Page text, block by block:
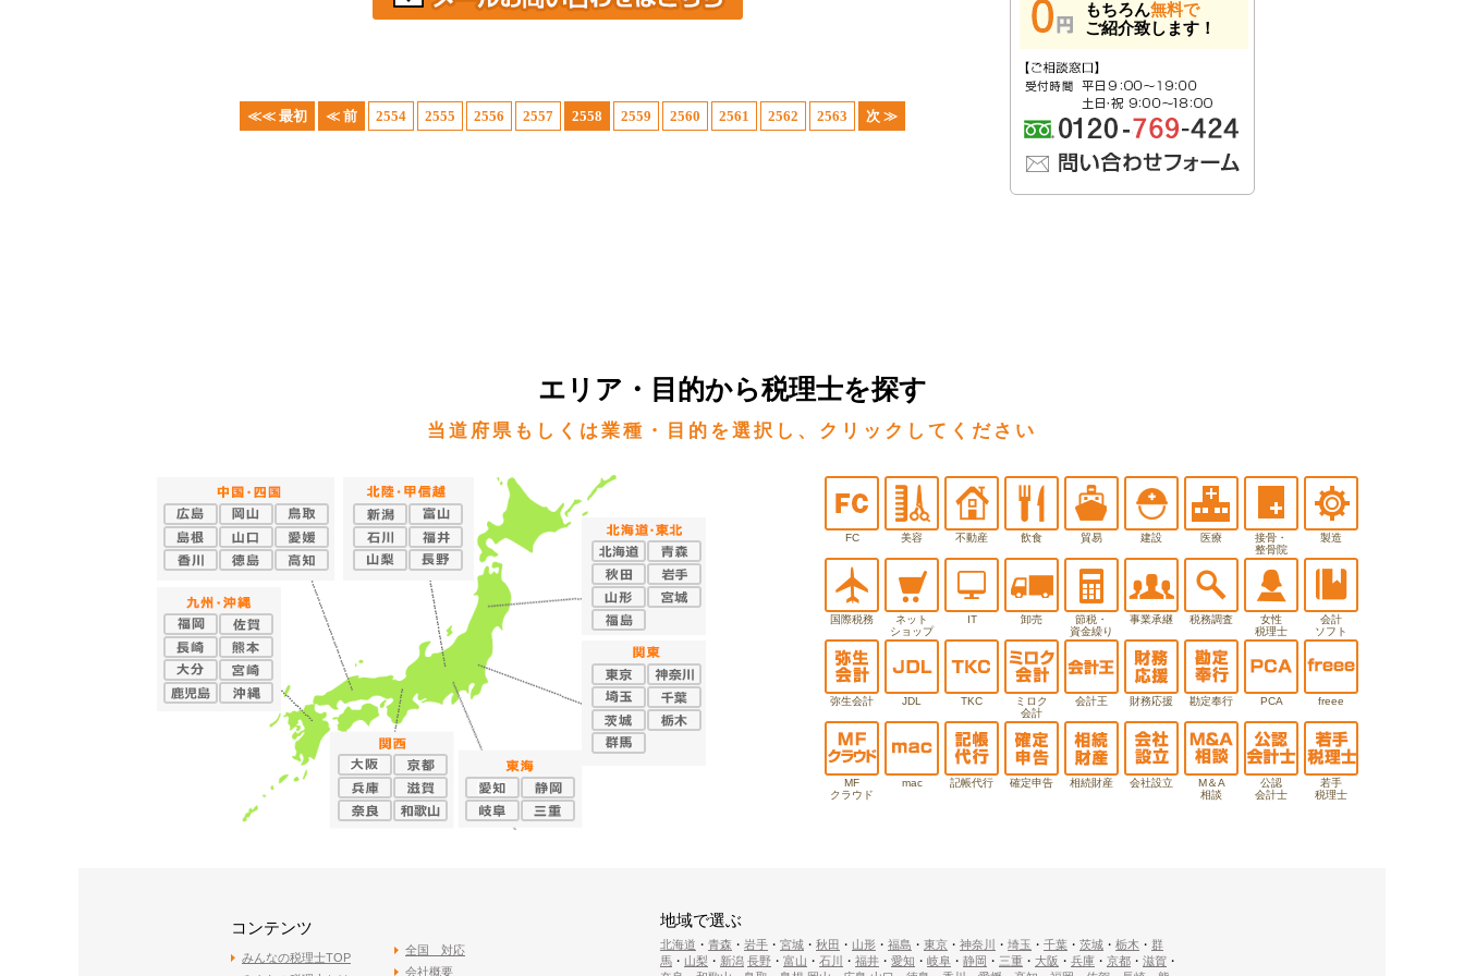
≪≪ 最初 ≪ 前 2554 2555 2556 2557 2558 2559 2560 2561 2562 2563 次 ≫
もちろん無料で
ご紹介致します！
エリア・目的から税理士を探す
当道府県もしくは業種・目的を選択し、クリックしてください
FC 美容 不動産 飲食 貿易 建設 医療
接骨・
整骨院
製造
国際税務
ネット
ショップ
IT 卸売
節税・
資金繰り
事業承継 税務調査
女性
税理士
会計
ソフト
弥生会計 JDL TKC
ミロク
会計
会計王 財務応援 勘定奉行 PCA freee
MF
クラウド
mac 記帳代行 確定申告 相続財産 会社設立
M＆A
相談
公認
会計士
若手
税理士
コンテンツ
みんなの税理士TOP
全国 対応
会社概要
地域で選ぶ
北海道 ・ 青森 ・ 岩手 ・ 宮城 ・ 秋田 ・ 山形 ・ 福島 ・ 東京 ・ 神奈川 ・ 埼玉 ・ 千葉 ・ 茨城 ・ 栃木 ・ 群
馬 ・ 山梨 ・ 新潟 長野 ・ 富山 ・ 石川 ・ 福井 ・ 愛知 ・ 岐阜 ・ 静岡 ・ 三重 ・ 大阪 ・ 兵庫 ・ 京都 ・ 滋賀 ・